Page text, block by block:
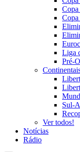
Liga
Pré-
Sul-
Ver todos!
Notícias
Rádio